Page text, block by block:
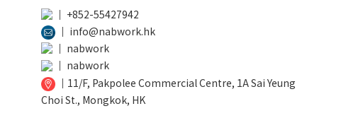
│ +852-55427942
│ info@nabwork.hk
│ nabwork
│ nabwork
│ 11/F, Pakpolee Commercial Centre, 1A Sai Yeung
Choi St., Mongkok, HK